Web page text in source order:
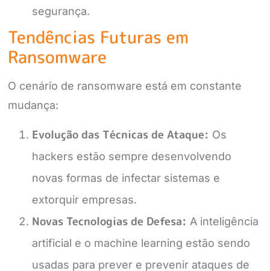
segurança.
Tendências Futuras em
Ransomware
O cenário de ransomware está em constante
mudança:
Evolução das Técnicas de Ataque: Os
hackers estão sempre desenvolvendo
novas formas de infectar sistemas e
extorquir empresas.
Novas Tecnologias de Defesa: A inteligência
artificial e o machine learning estão sendo
usadas para prever e prevenir ataques de